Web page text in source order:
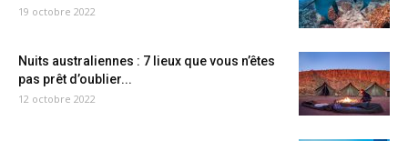
19 octobre 2022
Nuits australiennes : 7 lieux que vous n’êtes
pas prêt d’oublier...
12 octobre 2022